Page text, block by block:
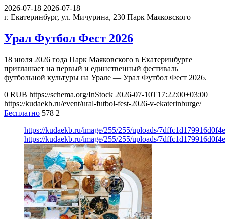
2026-07-18 2026-07-18
г. Екатеринбург, ул. Мичурина, 230 Парк Маяковского
Урал Футбол Фест 2026
18 июля 2026 года Парк Маяковского в Екатеринбурге
приглашает на первый и единственный фестиваль
футбольной культуры на Урале — Урал Футбол Фест 2026.
0 RUB https://schema.org/InStock 2026-07-10T17:22:00+03:00
https://kudaekb.ru/event/ural-futbol-fest-2026-v-ekaterinburge/
Бесплатно 578 2
https://kudaekb.ru/image/255/255/uploads/
https://kudaekb.ru/image/255/255/uploads/